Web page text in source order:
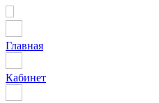
Главная
Кабинет